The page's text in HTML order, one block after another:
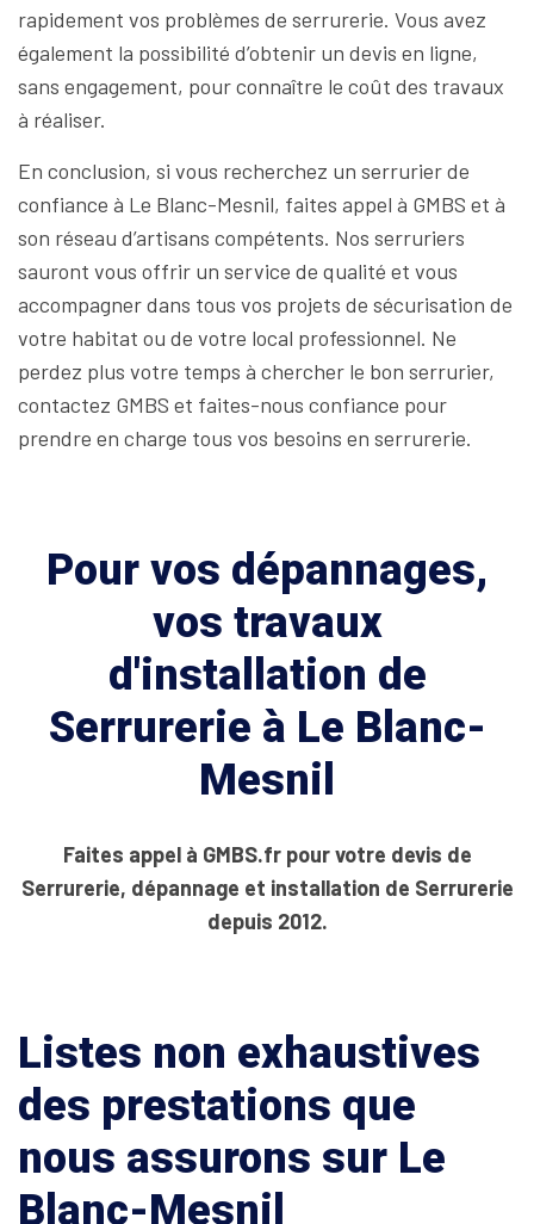
rapidement vos problèmes de serrurerie. Vous avez
également la possibilité d’obtenir un devis en ligne,
sans engagement, pour connaître le coût des travaux
à réaliser.
En conclusion, si vous recherchez un serrurier de
confiance à Le Blanc-Mesnil, faites appel à GMBS et à
son réseau d’artisans compétents. Nos serruriers
sauront vous offrir un service de qualité et vous
accompagner dans tous vos projets de sécurisation de
votre habitat ou de votre local professionnel. Ne
perdez plus votre temps à chercher le bon serrurier,
contactez GMBS et faites-nous confiance pour
prendre en charge tous vos besoins en serrurerie.
Pour vos dépannages,
vos travaux
d'installation de
Serrurerie à Le Blanc-
Mesnil
Faites appel à GMBS.fr pour votre devis de
Serrurerie, dépannage et installation de Serrurerie
depuis 2012.
Listes non exhaustives
des prestations que
nous assurons sur Le
Blanc-Mesnil